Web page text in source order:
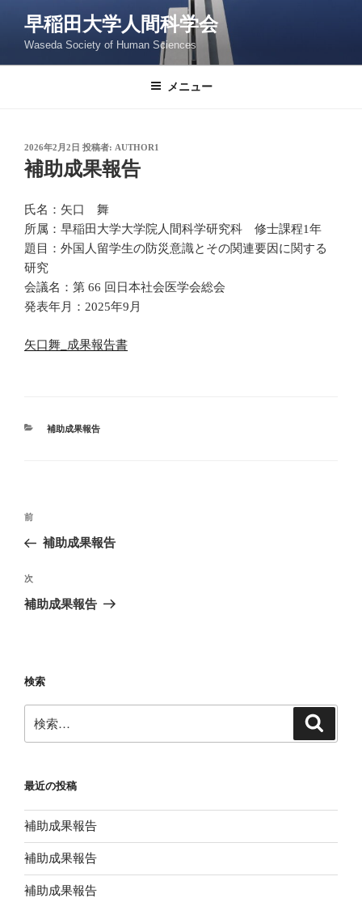
ン
早稲田大学人間科学会
Waseda Society of Human Sciences
メニュー
投
稿
日:
2026年2月2日 投稿者: AUTHOR1
補助成果報告
氏名：矢口 舞
所属：早稲田大学大学院人間科学研究科 修士課程1年
題目：外国人留学生の防災意識とその関連要因に関する
研究
会議名：第 66 回日本社会医学会総会
発表年月：2025年9月
矢口舞_成果報告書
カ
補助成果報告
投
ナ
ビ
ゲ
ン
前
の
稿
前
補助成果報告
次
の
次
補助成果報告
検索
索:
最近の投稿
補助成果報告
補助成果報告
補助成果報告